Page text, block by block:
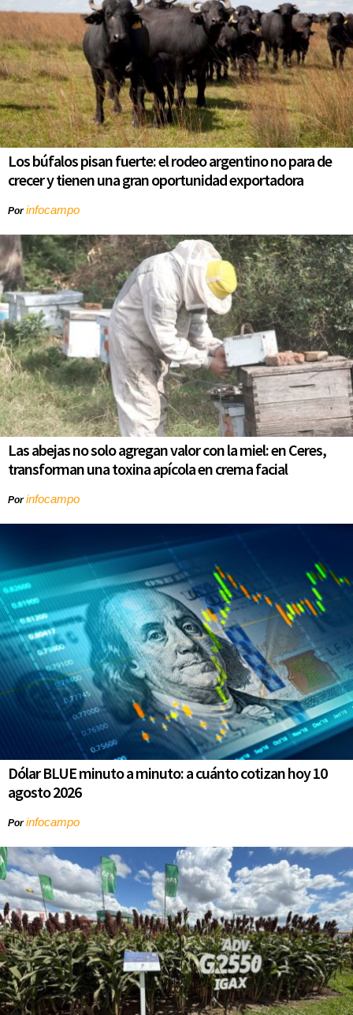
Los búfalos pisan fuerte: el rodeo argentino no para de
crecer y tienen una gran oportunidad exportadora
Porinfocampo
Las abejas no solo agregan valor con la miel: en Ceres,
transforman una toxina apícola en crema facial
Porinfocampo
Dólar BLUE minuto a minuto: a cuánto cotizan hoy 10
agosto 2026
Porinfocampo